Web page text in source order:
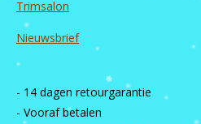
Trimsalon
Nieuwsbrief
- 14 dagen retourgarantie
- Vooraf betalen